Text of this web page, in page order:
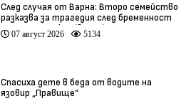
След случая от Варна: Второ семейство
разказва за трагедия след бременност
при същия лекар (видео)
07 август 2026 5134
Спасиха дете в беда от водите на
язовир „Правище“